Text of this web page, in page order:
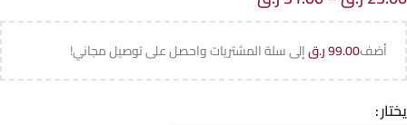
أضف99.00ر.قإلى سلة المشتريات واحصل على توصيل مجاني!
يختار